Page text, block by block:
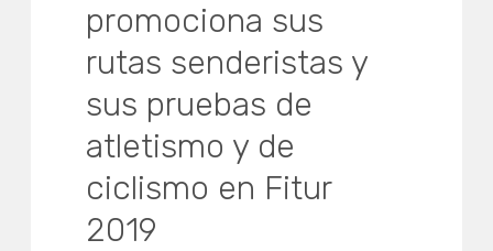
promociona sus
rutas senderistas y
sus pruebas de
atletismo y de
ciclismo en Fitur
2019